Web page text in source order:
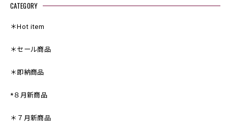
CATEGORY
＊Hot item
＊セール商品
＊即納商品
*８月新商品
＊７月新商品